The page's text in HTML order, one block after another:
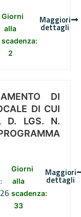
Giorni
alla
scadenza:
2
Maggiori
dettagli
DI
DI CUI
D. LGS. N.
:
Giorni
alla
scadenza:
33
Maggiori
dettagli